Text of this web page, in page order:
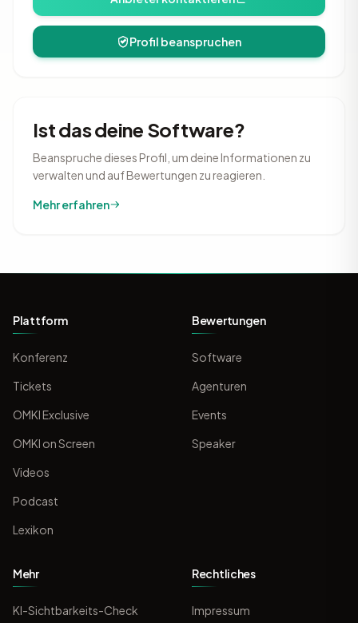
Profil beanspruchen
Ist das deine Software?
Beanspruche dieses Profil, um deine Informationen zu
verwalten und auf Bewertungen zu reagieren.
Mehr erfahren
Plattform
Konferenz
Tickets
OMKI Exclusive
OMKI on Screen
Videos
Podcast
Lexikon
Bewertungen
Software
Agenturen
Events
Speaker
Mehr
KI-Sichtbarkeits-Check
Rechtliches
Impressum